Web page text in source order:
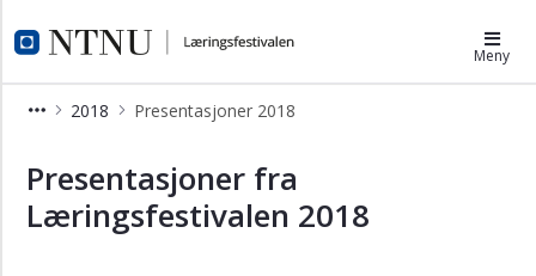
Læringsfestivalen Meny
2018 Presentasjoner 2018
×
Program
Send
inn
konferansebidrag
Presentasjoner fra
Læringsfestivalen 2018